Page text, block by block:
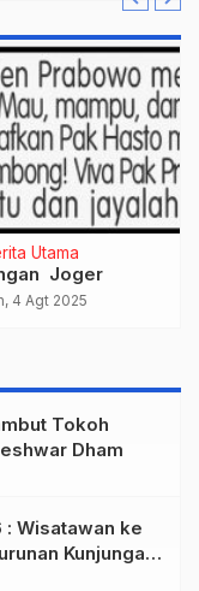
Utama
Joger
4 Agt 2025
Tokoh
Dham
: Wisatawan ke
Kunjungan